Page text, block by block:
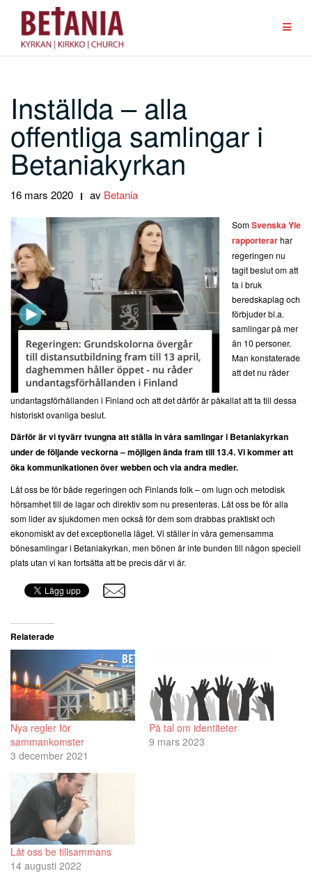
Hoppa
innehåll
Inställda – alla
offentliga samlingar i
Betaniakyrkan
16 mars 2020 av Betania
SomSvenska Yle
rapporterarhar
regeringen nu
tagit beslut om att
ta i bruk
beredskaplag och
förbjuder bl.a.
samlingar på mer
än 10 personer.
Man konstaterade
att det nu råder
undantagsförhållanden i Finland och att det därför är påkallat att ta till dessa
historiskt ovanliga beslut.
Därför är vi tyvärr tvungna att ställa in våra samlingar i Betaniakyrkan
under de följande veckorna – möjligen ända fram till 13.4. Vi kommer att
öka kommunikationen över webben och via andra medier.
Låt oss be för både regeringen och Finlands folk – om lugn och metodisk
hörsamhet till de lagar och direktiv som nu presenteras. Låt oss be för alla
som lider av sjukdomen men också för dem som drabbas praktiskt och
ekonomiskt av det exceptionella läget. Vi ställer in våra gemensamma
bönesamlingar i Betaniakyrkan, men bönen är inte bunden till någon speciell
plats utan vi kan fortsätta att be precis där vi är.
Relaterade
Nya regler för
sammankomster
3 december 2021
På tal om identiteter
9 mars 2023
Låt oss be tillsammans
14 augusti 2022